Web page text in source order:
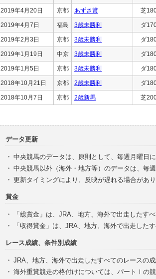
2019年4月20日 京都 あずさ賞 芝
2019年4月7日 福島 3歳未勝利 ダ
2019年2月3日 京都 3歳未勝利 ダ
2019年1月19日 中京 3歳未勝利 ダ
2019年1月5日 京都 3歳未勝利 ダ
2018年10月21日 京都 2歳未勝利 ダ
2018年10月7日 京都 2歳新馬 芝
データ更新
・ 中央競馬のデータは、原則として、毎週月曜日
・ 中央競馬以外（海外・地方等）のデータは、毎
・ 更新タイミングにより、反映が遅れる場合があ
賞金
・
「総賞金」は、JRA、地方、海外で出走したす
・
「収得賞金」は、JRA、地方、海外で出走した
レース成績、条件別成績
・ JRA、地方、海外で出走したすべてのレースの
・ 海外重賞競走の格付けについては、パートⅠの